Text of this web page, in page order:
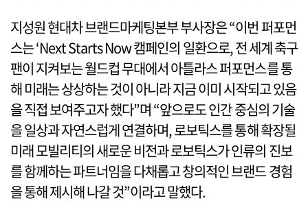
지성원 현대차 브랜드마케팅본부 부사장은 “이번 퍼포먼
스는 ‘Next Starts Now 캠페인의 일환으로, 전 세계 축구
팬이 지켜보는 월드컵 무대에서 아틀라스 퍼포먼스를 통
해 미래는 상상하는 것이 아니라 지금 이미 시작되고 있음
을 직접 보여주고자 했다”며 “앞으로도 인간 중심의 기술
을 일상과 자연스럽게 연결하며, 로보틱스를 통해 확장될
미래 모빌리티의 새로운 비전과 로보틱스가 인류의 진보
를 함께하는 파트너임을 다채롭고 창의적인 브랜드 경험
을 통해 제시해 나갈 것”이라고 말했다.